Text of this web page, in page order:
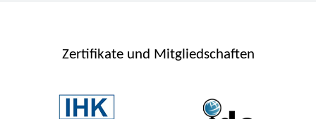
Zertifikate und Mitgliedschaften